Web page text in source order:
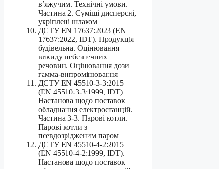
в’яжучим. Технічні умови.
Частина 2. Суміші дисперсні,
укріплені шлаком
ДСТУ EN 17637:2023 (EN
17637:2022, IDT). Продукція
будівельна. Оцінювання
викиду небезпечних
речовин. Оцінювання дози
гамма-випромінювання
ДСТУ EN 45510-3-3:2015
(EN 45510-3-3:1999, IDT).
Настанова щодо поставок
обладнання електростанцій.
Частина 3-3. Парові котли.
Парові котли з
псевдозрідженим паром
ДСТУ EN 45510-4-2:2015
(EN 45510-4-2:1999, IDT).
Настанова щодо поставок